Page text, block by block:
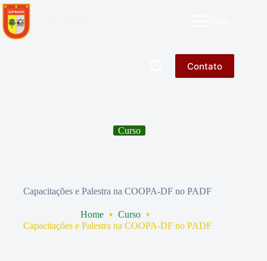
Pular
para
o
conteúdo
Contato
Curso
Capacitações e Palestra na COOPA-DF no PADF
Home
Curso
Capacitações e Palestra na COOPA-DF no PADF